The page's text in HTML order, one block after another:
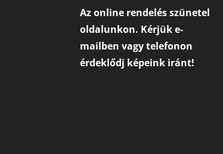
Az online rendelés szünetel
oldalunkon. Kérjük e-
mailben vagy telefonon
érdeklődj képeink iránt!